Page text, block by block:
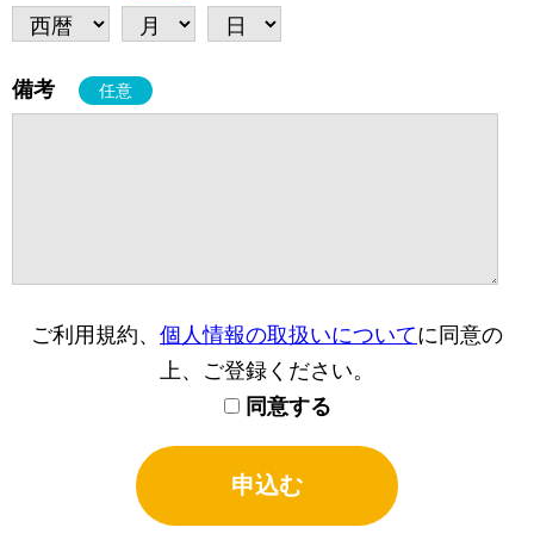
備考 任意
ご利用規約、 個人情報の取扱いについてに同意の
上、ご登録ください。
同意する